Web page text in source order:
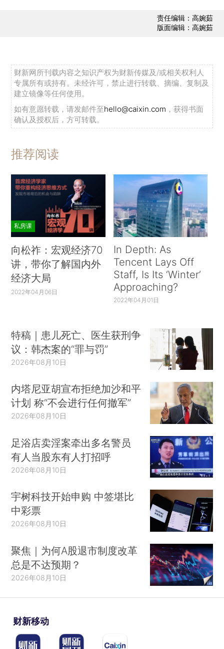
责任编辑：高婉茹
版面编辑：高婉茹
财新网所刊载内容之知识产权为财新传媒及/或相关权利人
专属所有或持有。未经许可，禁止进行转载、摘编、复制及
建立镜像等任何使用。
如有意愿转载，请发邮件至hello@caixin.com ，获得书面
确认及授权后，方可转载。
推荐阅读
私房课
向松祚：宏观经济70
讲，带你了解国内外
经济大局
2022年04月06日
In Depth: As
Tencent Lays Off
Staff, Is Its ‘Winter’
Approaching?
2022年04月01日
特稿｜患儿死亡、医生获刑争
议：韩杰案的“罪与罚”
2026年08月10日
内塔尼亚胡宣布拒绝加沙和平
计划 称“不会进行任何撤军”
2026年08月10日
足浴店卖淫案牵出多名警员
有人当股东有人打招呼
2026年08月10日
宇树科技开始申购 中签堪比
中彩票
2026年08月10日
聚焦｜为何A股退市制度改革
总是不达预期？
2026年08月10日
财新移动